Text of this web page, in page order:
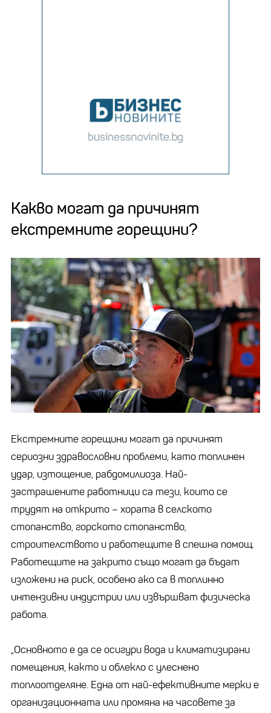
Какво могат да причинят
екстремните горещини?
Екстремните горещини могат да причинят
сериозни здравословни проблеми, като топлинен
удар, изтощение, рабдомилиоза. Най-
застрашените работници са тези, които се
трудят на открито – хората в селското
стопанство, горското стопанство,
строителството и работещите в спешна помощ.
Работещите на закрито също могат да бъдат
изложени на риск, особено ако са в топлинно
интензивни индустрии или извършват физическа
работа.
„Основното е да се осигури вода и климатизирани
помещения, както и облекло с улеснено
топлоотделяне. Една от най-ефективните мерки е
организационната или промяна на часовете за